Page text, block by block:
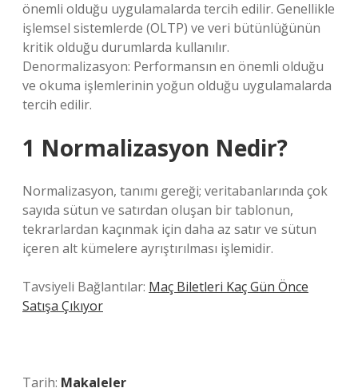
önemli olduğu uygulamalarda tercih edilir. Genellikle
işlemsel sistemlerde (OLTP) ve veri bütünlüğünün
kritik olduğu durumlarda kullanılır.
Denormalizasyon: Performansın en önemli olduğu
ve okuma işlemlerinin yoğun olduğu uygulamalarda
tercih edilir.
1 Normalizasyon Nedir?
Normalizasyon, tanımı gereği; veritabanlarında çok
sayıda sütun ve satırdan oluşan bir tablonun,
tekrarlardan kaçınmak için daha az satır ve sütun
içeren alt kümelere ayrıştırılması işlemidir.
Tavsiyeli Bağlantılar: Maç Biletleri Kaç Gün Önce
Satışa Çıkıyor
Tarih: Makaleler